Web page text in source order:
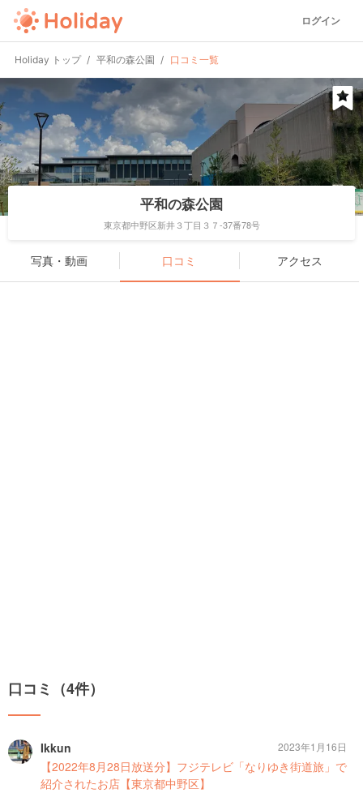
ログイン
Holiday トップ 平和の森公園 口コミ一覧
平和の森公園
東京都中野区新井３丁目３７-37番78号
写真・動画 口コミ アクセス
口コミ（4件）
Ikkun
【2022年8月28日放送分】フジテレビ「なりゆき街道旅」で
紹介されたお店【東京都中野区】
2023年1月16日